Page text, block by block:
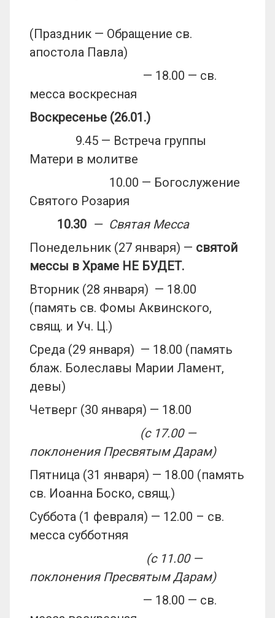
(Праздник — Обращение св.
апостола Павла)
— 18.00 — св.
месса воскресная
Воскресенье (26.01.)
9.45 — Встреча группы
Матери в молитве
10.00 — Богослужение
Святого Розария
10.30 — Святая Месса
Понедельник (27 января) — святой
мессы в Храме НЕ БУДЕТ.
Вторник (28 января) — 18.00
(память св. Фомы Аквинского,
свящ. и Уч. Ц.)
Среда (29 января) — 18.00 (память
блаж. Болеславы Марии Ламент,
девы)
Четверг (30 января) — 18.00
(с 17.00 —
поклонения Пресвятым Дарам)
Пятница (31 января) — 18.00 (память
св. Иоанна Боско, свящ.)
Суббота (1 февраля) — 12.00 – св.
месса субботняя
(с 11.00 —
поклонения Пресвятым Дарам)
— 18.00 — св.